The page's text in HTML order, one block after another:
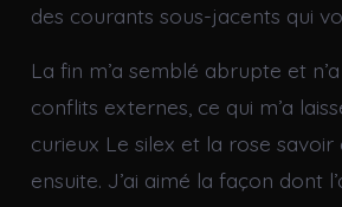
des courants sous-jacents qui
La fin m’a semblé abrupte et
conflits externes, ce qui m’a
curieux Le silex et la rose savoir
ensuite. J’ai aimé la façon dont